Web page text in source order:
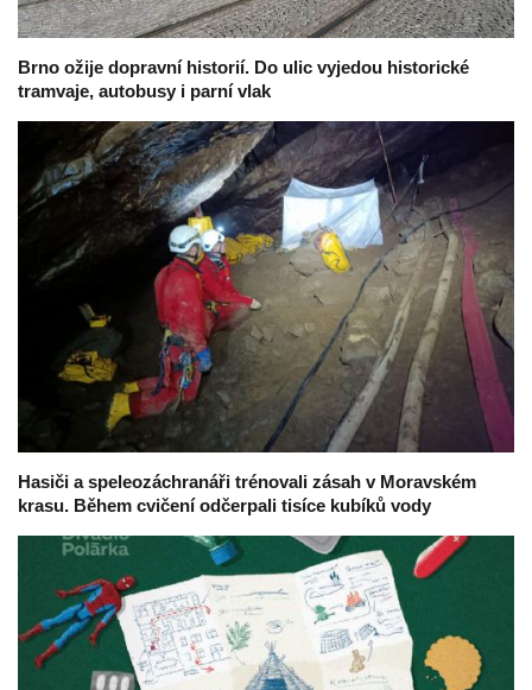
Brno ožije dopravní historií. Do ulic vyjedou historické
tramvaje, autobusy i parní vlak
Hasiči a speleozáchranáři trénovali zásah v Moravském
krasu. Během cvičení odčerpali tisíce kubíků vody